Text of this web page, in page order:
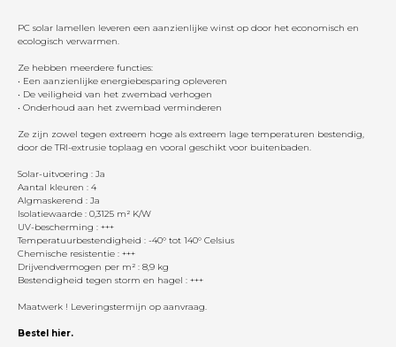
PC solar lamellen leveren een aanzienlijke winst op door het economisch en
ecologisch verwarmen.
Ze hebben meerdere functies:
• Een aanzienlijke energiebesparing opleveren
• De veiligheid van het zwembad verhogen
• Onderhoud aan het zwembad verminderen
Ze zijn zowel tegen extreem hoge als extreem lage temperaturen bestendig,
door de TRI-extrusie toplaag en vooral geschikt voor buitenbaden.
Solar-uitvoering : Ja
Aantal kleuren : 4
Algmaskerend : Ja
Isolatiewaarde : 0,3125 m² K/W
UV-bescherming : +++
Temperatuurbestendigheid : -40° tot 140° Celsius
Chemische resistentie : +++
Drijvendvermogen per m² : 8,9 kg
Bestendigheid tegen storm en hagel : +++
Maatwerk ! Leveringstermijn op aanvraag.
Bestel hier.